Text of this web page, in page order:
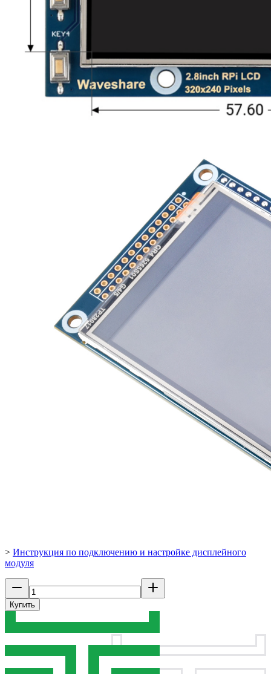
> Инструкция по подключению и настройке дисплейного
модуля
Купить